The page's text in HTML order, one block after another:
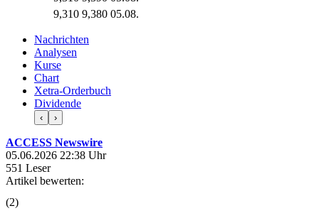
9,310 9,380 05.08.
Nachrichten
Analysen
Kurse
Chart
Xetra-Orderbuch
Dividende
‹ ›
ACCESS Newswire
05.06.2026 22:38 Uhr
551 Leser
Artikel bewerten:
(2)